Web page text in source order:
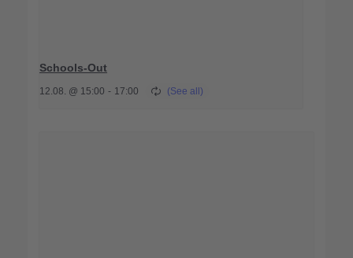
Schools-Out
12.08. @ 15:00 - 17:00